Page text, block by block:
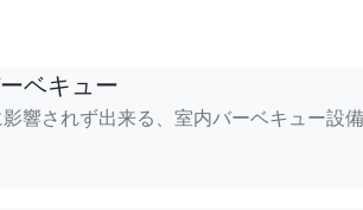
ベキュー
響されず出来る、室内バーベキュー設